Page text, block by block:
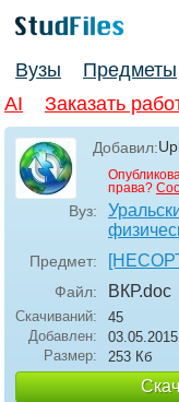
Вузы Предметы
AI
Заказать
Добавил:
права?
Вуз:
Предмет:
Файл: ВКР.doc
Скачиваний:
45
Добавлен:
03.05.2015
Размер:
253 Кб